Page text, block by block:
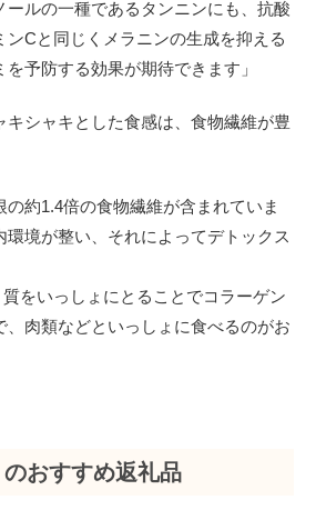
ールの一種であるタンニンにも、抗酸
ンCと同じくメラニンの生成を抑える
予防する効果が期待できます」
キシャキとした食感は、食物繊維が豊
の約1.4倍の食物繊維が含まれていま
環境が整い、それによってデトックス
をいっしょにとることでコラーゲン
、肉類などといっしょに食べるのがお
おすすめ返礼品